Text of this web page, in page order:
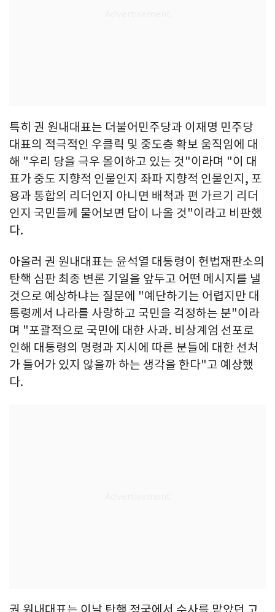
특히 권 원내대표는 더불어민주당과 이재명 민주당
대표의 적극적인 우클릭 및 중도층 확보 움직임에 대
해 "우리 당을 극우 몰이하고 있는 것"이라며 "이 대
표가 중도 지향적 인물인지 좌파 지향적 인물인지, 포
용과 통합의 리더인지 아니면 배척과 편 가르기 리더
인지 국민들께 물어보면 답이 나올 것"이라고 비판했
다.
아울러 권 원내대표는 윤석열 대통령이 헌법재판소의
탄핵 심판 최종 변론 기일을 앞두고 어떤 메시지를 낼
것으로 예상하냐는 질문에 "예단하기는 어렵지만 대
통령께서 나라를 사랑하고 국민을 걱정하는 분"이라
며 "포괄적으로 국민에 대한 사과. 비상계엄 선포로
인해 대통령의 명령과 지시에 따른 분들에 대한 선처
가 들어가 있지 않을까 하는 생각을 한다"고 예상했
다.